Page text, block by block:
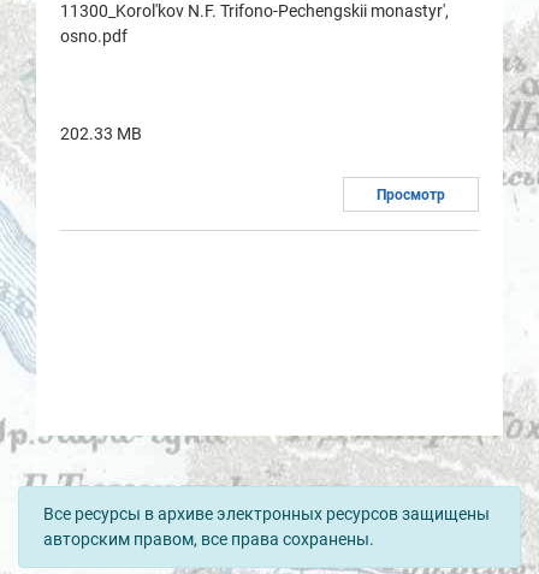
11300_Korol'kov N.F. Trifono-Pechengskii monastyr',
osno.pdf
202.33 MB
Просмотр
Все ресурсы в архиве электронных ресурсов защищены
авторским правом, все права сохранены.